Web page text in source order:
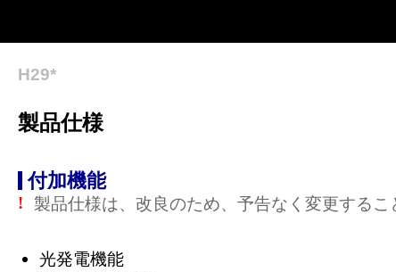
H29*
製品仕様
付加機能
! 製品仕様は、改良のため、予告なく変更するこ
光発電機能